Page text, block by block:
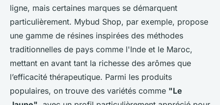
ligne, mais certaines marques se démarquent
particulièrement. Mybud Shop, par exemple, propose
une gamme de résines inspirées des méthodes
traditionnelles de pays comme l'Inde et le Maroc,
mettant en avant tant la richesse des arômes que
l’efficacité thérapeutique. Parmi les produits
populaires, on trouve des variétés comme "Le